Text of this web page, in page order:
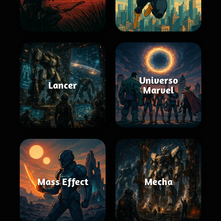
Lancer
Universo
Marvel
Mass Effect Mecha